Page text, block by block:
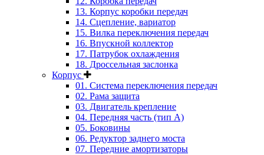
13. Корпус коробки передач
14. Сцепление, вариатор
15. Вилка переключения передач
16. Впускной коллектор
17. Патрубок охлаждения
18. Дроссельная заслонка
Корпус
01. Система переключения передач
02. Рама защита
03. Двигатель крепление
04. Передняя часть (тип А)
05. Боковины
06. Редуктор заднего моста
07. Передние амортизаторы